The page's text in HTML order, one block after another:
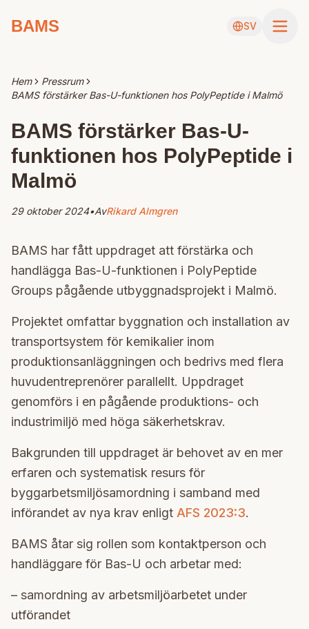
BAMS SV
Hem
Pressrum
BAMS förstärker Bas-U-funktionen hos PolyPeptide i Malmö
BAMS förstärker Bas-U-
funktionen hos PolyPeptide i
Malmö
29 oktober 2024•AvRikard Almgren
BAMS har fått uppdraget att förstärka och
handlägga Bas-U-funktionen i PolyPeptide
Groups pågående utbyggnadsprojekt i Malmö.
Projektet omfattar byggnation och installation av
transportsystem för kemikalier inom
produktionsanläggningen och bedrivs med flera
huvudentreprenörer parallellt. Uppdraget
genomförs i en pågående produktions- och
industrimiljö med höga säkerhetskrav.
Bakgrunden till uppdraget är behovet av en mer
erfaren och systematisk resurs för
byggarbetsmiljösamordning i samband med
införandet av nya krav enligt AFS 2023:3.
BAMS åtar sig rollen som kontaktperson och
handläggare för Bas-U och arbetar med:
– samordning av arbetsmiljöarbetet under
utförandet